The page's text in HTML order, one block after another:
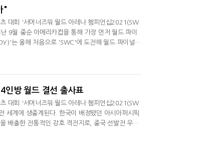
"
대회 '서머너즈워 월드 아레나 챔피언십2021(SW
9월 중순 아메리카컵을 통해 가장 먼저 월드 파이
는 올해 처음으로 'SWC'에 도전해 월드 파이널에
수는 "월드 파이널에 참가하게 돼 꿈만 같다", "그
방 월드 결선 출사표
대회 '서머너즈워 월드 아레나 챔피언십2021(SW
계에 생중계된다. 한국이 배정됐던 아시아퍼시픽
배출한 전통적인 강호 격전지로, 중국 선발전 우승
되면서 그 어느 때보다 국내 팬들의 뜨거운 주목을